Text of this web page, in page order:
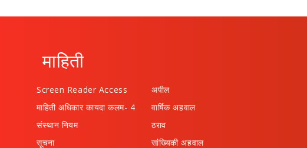
माहिती
Screen Reader Access
अपील
माहिती अधिकार कायदा कलम- 4
वार्षिक अहवाल
संस्थान नियम
ठराव
सूचना
सांख्यिकी अहवाल